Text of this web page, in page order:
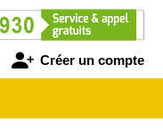
Créer un compte